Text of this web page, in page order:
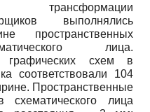
трансформации
выполнялись
пространственных
лица.
графических схем в
соответствовали 104
Пространственные
схематического лица